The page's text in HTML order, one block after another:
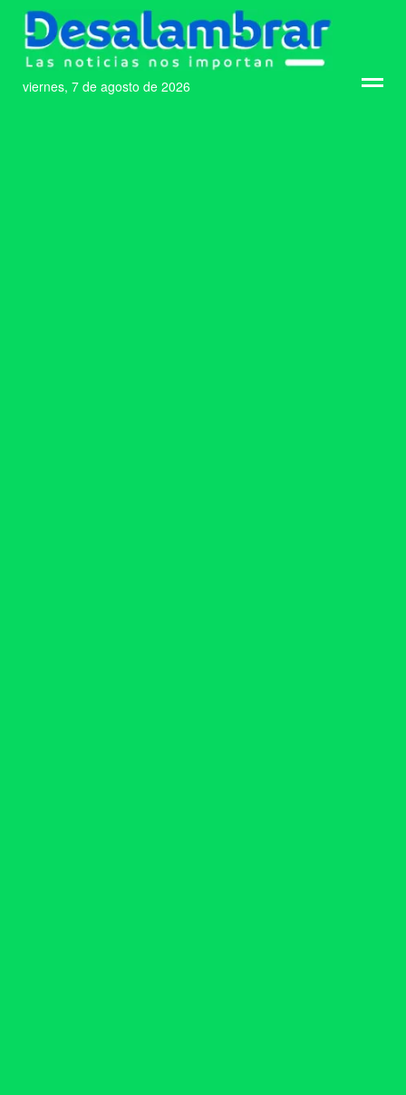
viernes, 7 de agosto de 2026